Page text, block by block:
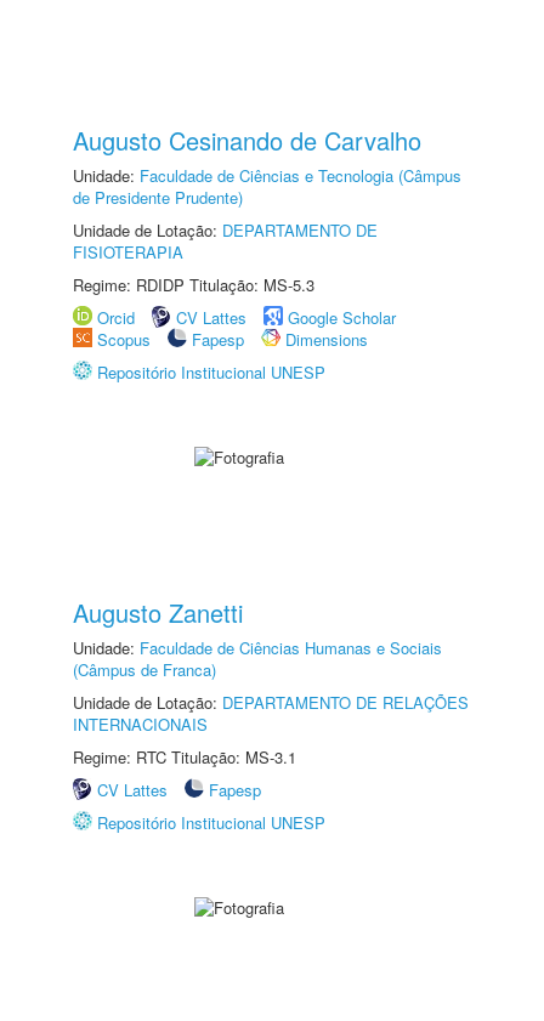
Augusto Cesinando de Carvalho
Unidade: Faculdade de Ciências e Tecnologia (Câmpus
de Presidente Prudente)
Unidade de Lotação: DEPARTAMENTO DE
FISIOTERAPIA
Regime: RDIDP Titulação: MS-5.3
Orcid
CV Lattes
Google Scholar
Scopus
Fapesp
Dimensions
Repositório Institucional UNESP
Augusto Zanetti
Unidade: Faculdade de Ciências Humanas e Sociais
(Câmpus de Franca)
Unidade de Lotação: DEPARTAMENTO DE RELAÇÕES
INTERNACIONAIS
Regime: RTC Titulação: MS-3.1
CV Lattes
Fapesp
Repositório Institucional UNESP